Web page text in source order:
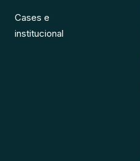
Cases e
institucional